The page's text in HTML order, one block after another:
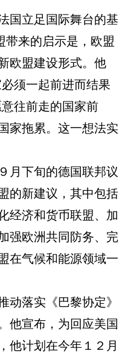
立足国际舞台的基
带来的启示是，欧盟
欧盟建设形式。他
须一起前进而结果
往前走的国家前
家拖累。这一想法实
下旬的德国联邦议
的新建议，其中包括
经济和货币联盟、加
强欧洲共同防务、完
在气候和能源领域一
落实《巴黎协定》
他宣布，为回应美国
他计划在今年１２月